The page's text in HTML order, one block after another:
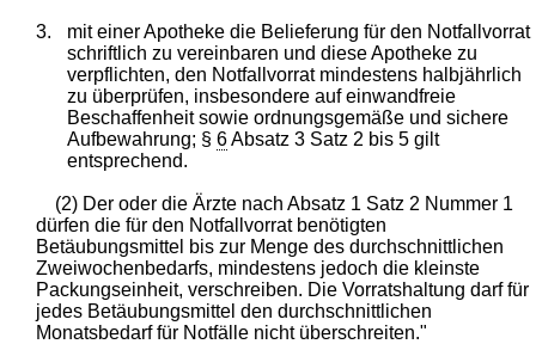
3.
mit einer Apotheke die Belieferung für den Notfallvorrat
schriftlich zu vereinbaren und diese Apotheke zu
verpflichten, den Notfallvorrat mindestens halbjährlich
zu überprüfen, insbesondere auf einwandfreie
Beschaffenheit sowie ordnungsgemäße und sichere
Aufbewahrung; § 6Absatz 3 Satz 2 bis 5 gilt
entsprechend.
(2) Der oder die Ärzte nach Absatz 1 Satz 2 Nummer 1
dürfen die für den Notfallvorrat benötigten
Betäubungsmittel bis zur Menge des durchschnittlichen
Zweiwochenbedarfs, mindestens jedoch die kleinste
Packungseinheit, verschreiben. Die Vorratshaltung darf für
jedes Betäubungsmittel den durchschnittlichen
Monatsbedarf für Notfälle nicht überschreiten."